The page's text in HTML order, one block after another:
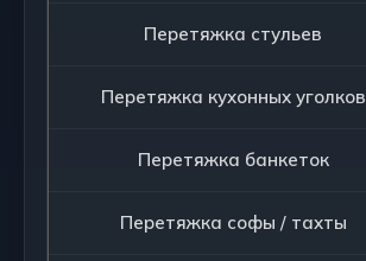
Перетяжка стульев
Перетяжка кухонных уголков
Перетяжка банкеток
Перетяжка софы / тахты